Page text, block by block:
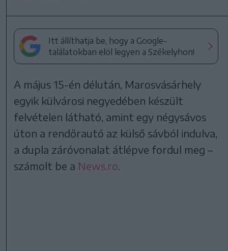
Itt állíthatja be, hogy a Google-
találatokban elöl legyen a Székelyhon!
A május 15-én délután, Marosvásárhely
egyik külvárosi negyedében készült
felvételen látható, amint egy négysávos
úton a rendőrautó az külső sávból indulva,
a dupla záróvonalat átlépve fordul meg –
számolt be a News.ro